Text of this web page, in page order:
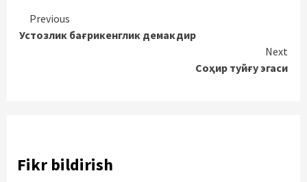
Continue
Reading
Previous
Устозлик бағрикенглик демакдир
Next
Соҳир туйғу эгаси
Fikr bildirish